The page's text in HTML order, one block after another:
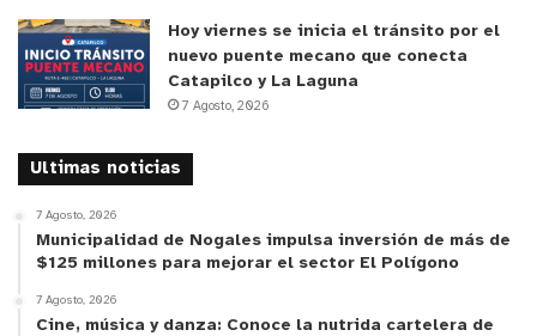
Hoy viernes se inicia el tránsito por el
nuevo puente mecano que conecta
Catapilco y La Laguna
7 Agosto, 2026
Ultimas noticias
7 Agosto, 2026
Municipalidad de Nogales impulsa inversión de más de
$125 millones para mejorar el sector El Polígono
7 Agosto, 2026
Cine, música y danza: Conoce la nutrida cartelera de